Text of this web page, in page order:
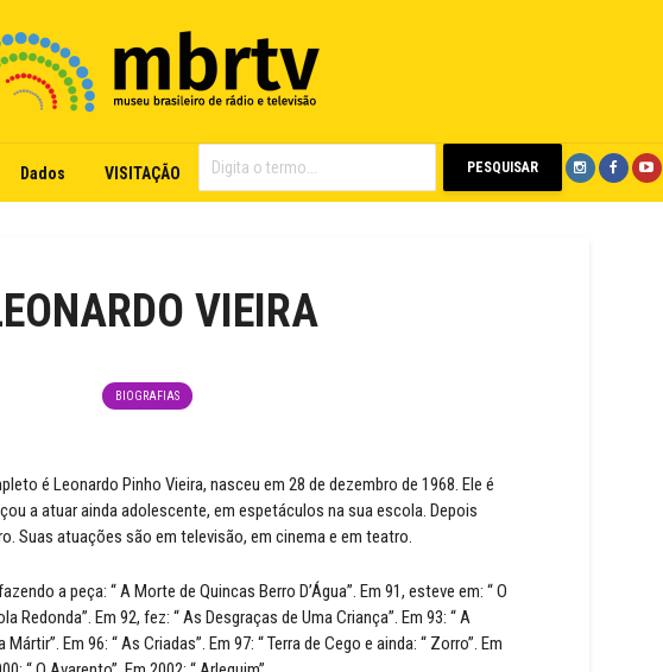
Dados VISITAÇÃO PESQUISAR
VIEIRA
BIOGRAFIAS
é Leonardo Pinho Vieira, nasceu em 28 de dezembro de 1968. Ele é
a atuar ainda adolescente, em espetáculos na sua escola. Depois
Suas atuações são em televisão, em cinema e em teatro.
a peça: “ A Morte de Quincas Berro D’Água”. Em 91, esteve em: “ O
Redonda”. Em 92, fez: “ As Desgraças de Uma Criança”. Em 93: “ A
Em 96: “ As Criadas”. Em 97: “ Terra de Cego e ainda: “ Zorro”. Em